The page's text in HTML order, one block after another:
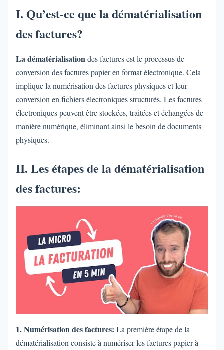
I. Qu’est-ce que la dématérialisation
des factures?
La dématérialisationdes factures est le processus de
conversion des factures papier en format électronique. Cela
implique la numérisation des factures physiques et leur
conversion en fichiers électroniques structurés. Les factures
électroniques peuvent être stockées, traitées et échangées de
manière numérique, éliminant ainsi le besoin de documents
physiques.
II. Les étapes de la dématérialisation
des factures:
1. Numérisation des factures: La première étape de la
dématérialisation consiste à numériser les factures papier à